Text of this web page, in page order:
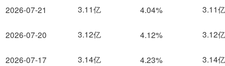
2026-07-21
2026-07-20
2026-07-17
3.11亿 4.04% 3.11亿
3.12亿 4.12% 3.12亿
3.14亿 4.23% 3.14亿